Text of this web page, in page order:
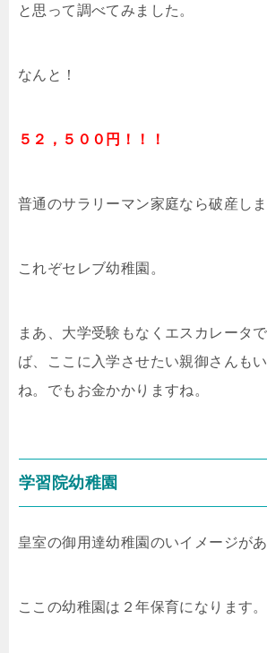
と思って調べてみました。
なんと！
５２，５００円！！！
普通のサラリーマン家庭なら破産しま
これぞセレブ幼稚園。
まあ、大学受験もなくエスカレータ
ば、ここに入学させたい親御さんも
ね。でもお金かかりますね。
学習院幼稚園
皇室の御用達幼稚園のいイメージがあ
ここの幼稚園は２年保育になります。